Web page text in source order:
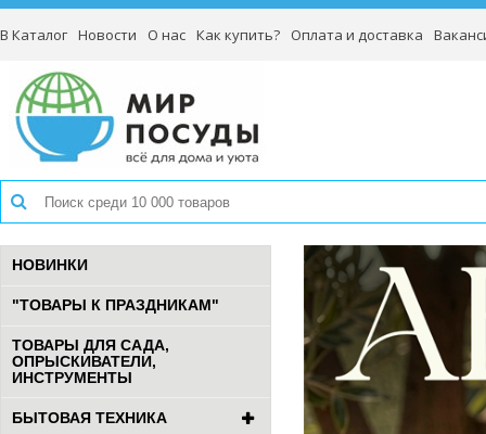
В Каталог Новости О нас Как купить? Оплата и доставка
НОВИНКИ
"ТОВАРЫ К ПРАЗДНИКАМ"
ТОВАРЫ ДЛЯ САДА,
ОПРЫСКИВАТЕЛИ,
ИНСТРУМЕНТЫ
БЫТОВАЯ ТЕХНИКА